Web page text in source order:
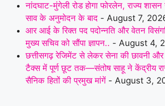
नांदघाट-मुंगेली रोड होगा फोरलेन, राज्य
साव के अनुमोदन के बाद - August 7,
आर आई के रिक्त पद पदोन्नति और वेतन
मुख्य सचिव को सौंपा ज्ञापन.. - August 4,
छत्तीसगढ़ रेजिमेंट से लेकर सेना की छावनी और
टैक्स में पूर्ण छूट तक—संतोष साहू ने केंद्रीय
सैनिक हितों की प्रमुख मांगें - August 3,